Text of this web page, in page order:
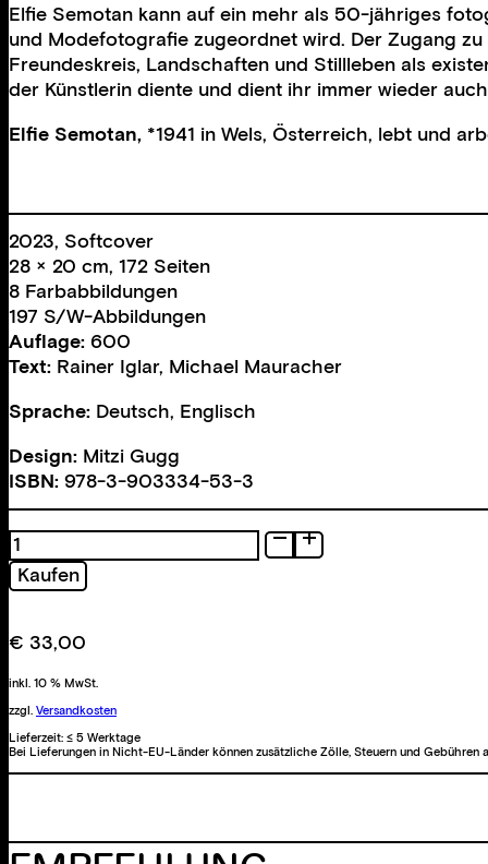
Elfie Semotan kann auf ein mehr als 50-jähriges
und Modefotografie zugeordnet wird. Der Zugang
Freundeskreis, Landschaften und Stillleben als
der Künstlerin diente und dient ihr immer wieder
Elfie Semotan, *1941 in Wels, Österreich, lebt und
2023, Softcover
28 × 20 cm, 172 Seiten
8 Farbabbildungen
197 S/W-Abbildungen
Auflage: 600
Text: Rainer Iglar, Michael Mauracher
Sprache: Deutsch, Englisch
Design: Mitzi Gugg
ISBN: 978-3-903334-53-3
All
Personal
Menge
Kaufen
€ 33,00
inkl. 10 % MwSt.
zzgl. Versandkosten
Lieferzeit: ≤ 5 Werktage
Bei Lieferungen in Nicht-EU-Länder können zusätzliche Zölle, Steuern und Gebühren